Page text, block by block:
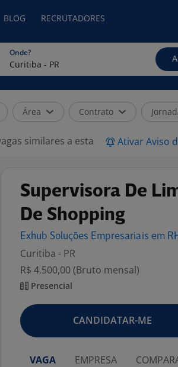
BLOG RECRUTADORES
Onde?
Área Contrato
similares a esta Ativar Aviso
Supervisora De
De Shopping
Exhub Soluções Empresariais em
Curitiba - PR
R$ 4.500,00 (Bruto mensal)
Presencial
CANDIDATAR-ME
VAGA EMPRESA